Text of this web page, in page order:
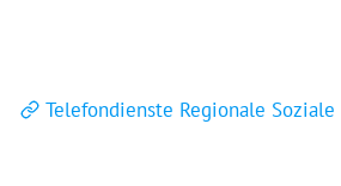
Telefondienste Regionale